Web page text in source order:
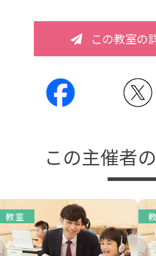
この教室の
この主催者
教室